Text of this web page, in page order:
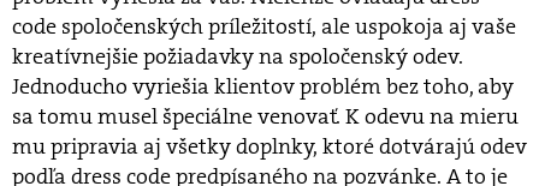
code spoločenských príležitostí, ale uspokoja aj vaše
kreatívnejšie požiadavky na spoločenský odev.
Jednoducho vyriešia klientov problém bez toho, aby
sa tomu musel špeciálne venovať. K odevu na mieru
mu pripravia aj všetky doplnky, ktoré dotvárajú odev
podľa dress code predpísaného na pozvánke. A to je